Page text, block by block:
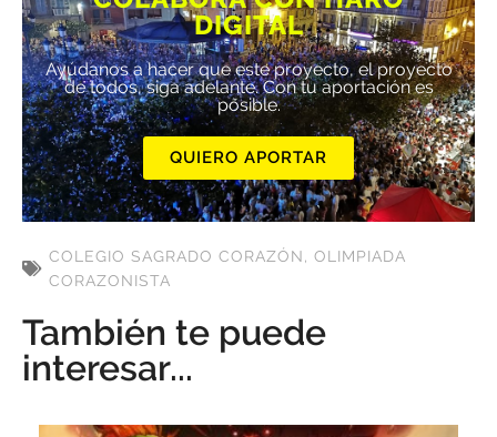
DIGITAL
Ayúdanos a hacer que este proyecto, el proyecto
de todos, siga adelante. Con tu aportación es
posible.
QUIERO APORTAR
COLEGIO SAGRADO CORAZÓN, OLIMPIADA
CORAZONISTA
También te puede
interesar...